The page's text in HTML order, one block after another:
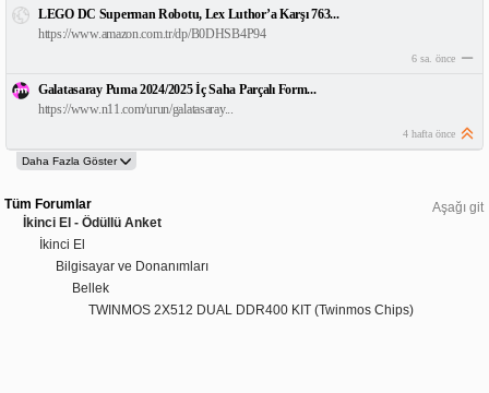
LEGO DC Superman Robotu, Lex Luthor’a Karşı 763...
https://www.amazon.com.tr/dp/B0DHSB4P94
6 sa. önce
Galatasaray Puma 2024/2025 İç Saha Parçalı Form...
https://www.n11.com/urun/galatasaray...
4 hafta önce
Aşağı git
Tüm Forumlar
İkinci El - Ödüllü Anket
İkinci El
Bilgisayar ve Donanımları
Bellek
TWINMOS 2X512 DUAL DDR400 KIT (Twinmos Chips)